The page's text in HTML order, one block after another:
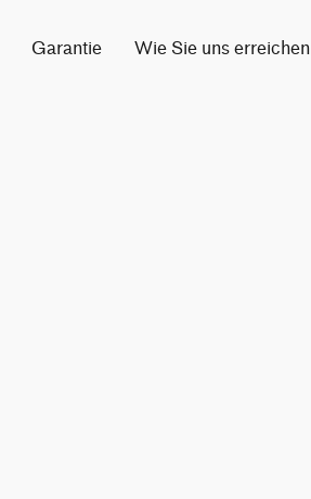
Garantie Wie Sie uns erreichen